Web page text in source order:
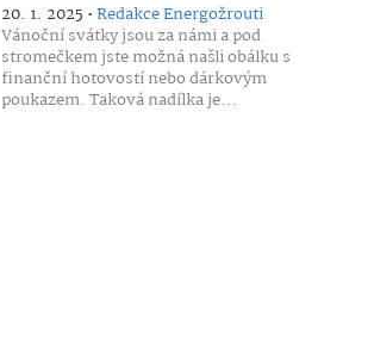
20. 1. 2025 •Redakce Energožrouti
Vánoční svátky jsou za námi a pod
stromečkem jste možná našli obálku s
finanční hotovostí nebo dárkovým
poukazem. Taková nadílka je...